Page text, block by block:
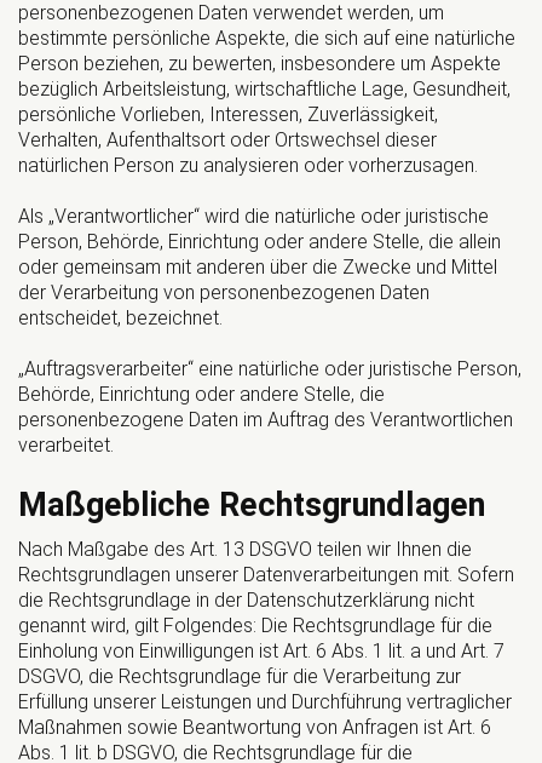
personenbezogenen Daten verwendet werden, um
bestimmte persönliche Aspekte, die sich auf eine natürliche
Person beziehen, zu bewerten, insbesondere um Aspekte
bezüglich Arbeitsleistung, wirtschaftliche Lage, Gesundheit,
persönliche Vorlieben, Interessen, Zuverlässigkeit,
Verhalten, Aufenthaltsort oder Ortswechsel dieser
natürlichen Person zu analysieren oder vorherzusagen.
Als „Verantwortlicher“ wird die natürliche oder juristische
Person, Behörde, Einrichtung oder andere Stelle, die allein
oder gemeinsam mit anderen über die Zwecke und Mittel
der Verarbeitung von personenbezogenen Daten
entscheidet, bezeichnet.
„Auftragsverarbeiter“ eine natürliche oder juristische Person,
Behörde, Einrichtung oder andere Stelle, die
personenbezogene Daten im Auftrag des Verantwortlichen
verarbeitet.
Maßgebliche Rechtsgrundlagen
Nach Maßgabe des Art. 13 DSGVO teilen wir Ihnen die
Rechtsgrundlagen unserer Datenverarbeitungen mit. Sofern
die Rechtsgrundlage in der Datenschutzerklärung nicht
genannt wird, gilt Folgendes: Die Rechtsgrundlage für die
Einholung von Einwilligungen ist Art. 6 Abs. 1 lit. a und Art. 7
DSGVO, die Rechtsgrundlage für die Verarbeitung zur
Erfüllung unserer Leistungen und Durchführung vertraglicher
Maßnahmen sowie Beantwortung von Anfragen ist Art. 6
Abs. 1 lit. b DSGVO, die Rechtsgrundlage für die